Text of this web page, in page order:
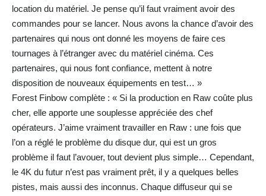
location du matériel. Je pense qu’il faut vraiment avoir des
commandes pour se lancer. Nous avons la chance d’avoir des
partenaires qui nous ont donné les moyens de faire ces
tournages à l’étranger avec du matériel cinéma. Ces
partenaires, qui nous font confiance, mettent à notre
disposition de nouveaux équipements en test… »
Forest Finbow complète : « Si la production en Raw coûte plus
cher, elle apporte une souplesse appréciée des chef
opérateurs. J’aime vraiment travailler en Raw : une fois que
l’on a réglé le problème du disque dur, qui est un gros
problème il faut l’avouer, tout devient plus simple… Cependant,
le 4K du futur n’est pas vraiment prêt, il y a quelques belles
pistes, mais aussi des inconnus. Chaque diffuseur qui se